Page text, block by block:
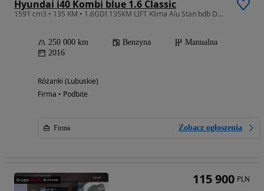
Hyundai i40 Kombi blue 1.6 Classic
1591 cm3 • 135 KM • 1.6GDI 135KM LIFT Klima Alu Stan bdb DOBRA CENA
250 000 km Benzyna
Manualna
2016
Różanki (Lubuskie)
Firma • Podbite
Firma Zobacz ogłoszenia
115 900 PLN